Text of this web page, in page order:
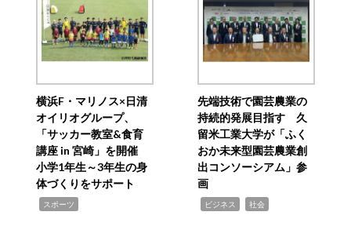
横浜F・マリノス×日清
オイリオグループ、
「サッカー教室&食育
講座 in 宮崎」を開催
小学1年生～3年生の身
体づくりをサポート
スポーツ
先端技術で園芸農業の
持続的発展目指す 久
留米工業大学が「ふく
おか未来型園芸農業創
出コンソーシアム」参
画
ビジネス 社会